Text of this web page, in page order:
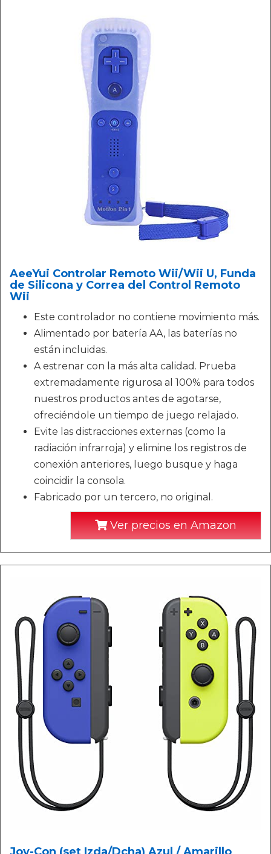
AeeYui Controlar Remoto Wii/Wii U, Funda
de Silicona y Correa del Control Remoto
Wii
Este controlador no contiene movimiento más.
Alimentado por batería AA, las baterías no
están incluidas.
A estrenar con la más alta calidad. Prueba
extremadamente rigurosa al 100% para todos
nuestros productos antes de agotarse,
ofreciéndole un tiempo de juego relajado.
Evite las distracciones externas (como la
radiación infrarroja) y elimine los registros de
conexión anteriores, luego busque y haga
coincidir la consola.
Fabricado por un tercero, no original.
Ver precios en Amazon